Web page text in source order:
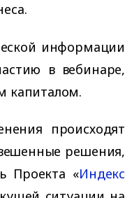
информации
в вебинаре,
капиталом.
происходят
решения,
Проекта «Индекс